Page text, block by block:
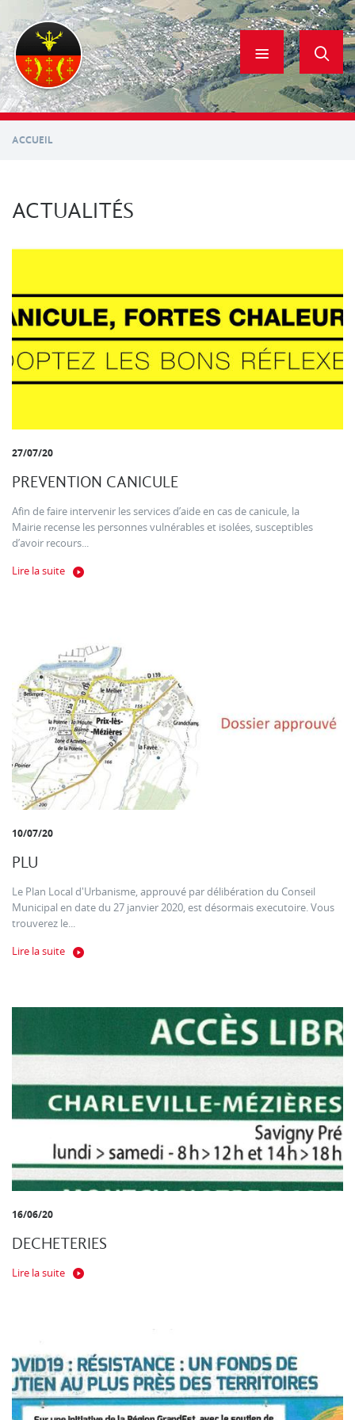
contenu
principal
ACCUEIL
ACTUALITÉS
27/07/20
PREVENTION CANICULE
Afin de faire intervenir les services d’aide en cas de canicule, la
Mairie recense les personnes vulnérables et isolées, susceptibles
d’avoir recours...
Lire la suite
10/07/20
PLU
Le Plan Local d'Urbanisme, approuvé par délibération du Conseil
Municipal en date du 27 janvier 2020, est désormais executoire. Vous
trouverez le...
Lire la suite
16/06/20
DECHETERIES
Lire la suite